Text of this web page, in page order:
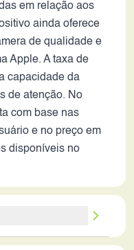
em relação aos
ainda oferece
de qualidade e
Apple. A taxa de
capacidade da
de atenção. No
com base nas
e no preço em
disponíveis no